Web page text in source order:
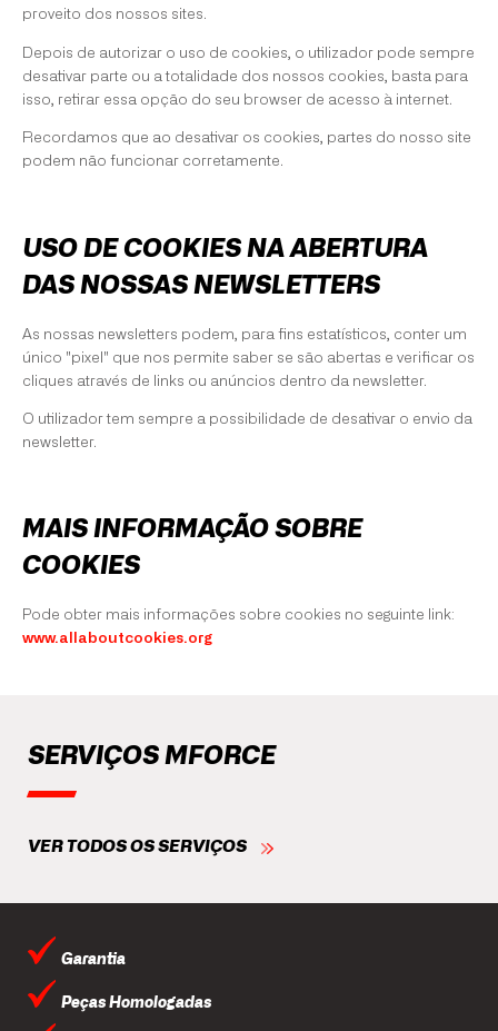
proveito dos nossos sites.
Depois de autorizar o uso de cookies, o utilizador pode sempre
desativar parte ou a totalidade dos nossos cookies, basta para
isso, retirar essa opção do seu browser de acesso à internet.
Recordamos que ao desativar os cookies, partes do nosso site
podem não funcionar corretamente.
USO DE COOKIES NA ABERTURA
DAS NOSSAS NEWSLETTERS
As nossas newsletters podem, para fins estatísticos, conter um
único "pixel" que nos permite saber se são abertas e verificar os
cliques através de links ou anúncios dentro da newsletter.
O utilizador tem sempre a possibilidade de desativar o envio da
newsletter.
MAIS INFORMAÇÃO SOBRE
COOKIES
Pode obter mais informações sobre cookies no seguinte link:
www.allaboutcookies.org
SERVIÇOS MFORCE
VER TODOS OS SERVIÇOS
Garantia
Peças Homologadas